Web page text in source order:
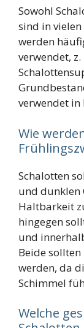
Sowohl
sind in
werden
verwendet,
verwendet
Wie
Schalotten
und dunklen
Haltbarkeit
hingegen
und
Beide
werden, da
Schimmel
Welche